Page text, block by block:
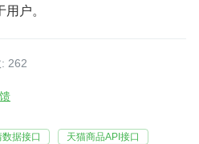
户。
262
据接口 天猫商品API接口